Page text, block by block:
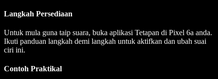
Langkah Persediaan
Untuk mula guna taip suara, buka aplikasi Tetapan di Pixel 6a anda.
Ikuti panduan langkah demi langkah untuk aktifkan dan ubah suai
ciri ini.
Contoh Praktikal